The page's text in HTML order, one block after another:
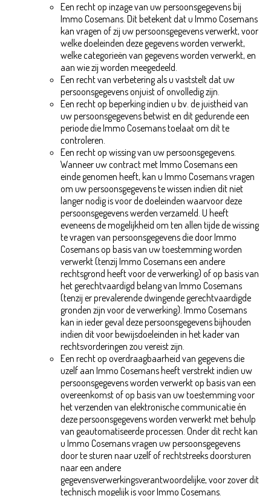
Een recht op inzage van uw persoonsgegevens bij
Immo Cosemans. Dit betekent dat u Immo Cosemans
kan vragen of zij uw persoonsgegevens verwerkt, voor
welke doeleinden deze gegevens worden verwerkt,
welke categorieën van gegevens worden verwerkt, en
aan wie zij worden meegedeeld.
Een recht van verbetering als u vaststelt dat uw
persoonsgegevens onjuist of onvolledig zijn.
Een recht op beperking indien u bv. de juistheid van
uw persoonsgegevens betwist en dit gedurende een
periode die Immo Cosemans toelaat om dit te
controleren.
Een recht op wissing van uw persoonsgegevens.
Wanneer uw contract met Immo Cosemans een
einde genomen heeft, kan u Immo Cosemans vragen
om uw persoonsgegevens te wissen indien dit niet
langer nodig is voor de doeleinden waarvoor deze
persoonsgegevens werden verzameld. U heeft
eveneens de mogelijkheid om ten allen tijde de wissing
te vragen van persoonsgegevens die door Immo
Cosemans op basis van uw toestemming worden
verwerkt (tenzij Immo Cosemans een andere
rechtsgrond heeft voor de verwerking) of op basis van
het gerechtvaardigd belang van Immo Cosemans
(tenzij er prevalerende dwingende gerechtvaardigde
gronden zijn voor de verwerking). Immo Cosemans
kan in ieder geval deze persoonsgegevens bijhouden
indien dit voor bewijsdoeleinden in het kader van
rechtsvorderingen zou vereist zijn.
Een recht op overdraagbaarheid van gegevens die
uzelf aan Immo Cosemans heeft verstrekt indien uw
persoonsgegevens worden verwerkt op basis van een
overeenkomst of op basis van uw toestemming voor
het verzenden van elektronische communicatie én
deze persoonsgegevens worden verwerkt met behulp
van geautomatiseerde processen. Onder dit recht kan
u Immo Cosemans vragen uw persoonsgegevens
door te sturen naar uzelf of rechtstreeks doorsturen
naar een andere
gegevensverwerkingsverantwoordelijke, voor zover dit
technisch mogelijk is voor Immo Cosemans.